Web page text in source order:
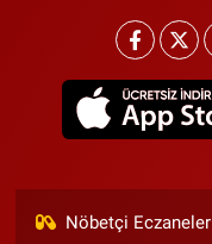
Nöbetçi Eczaneler